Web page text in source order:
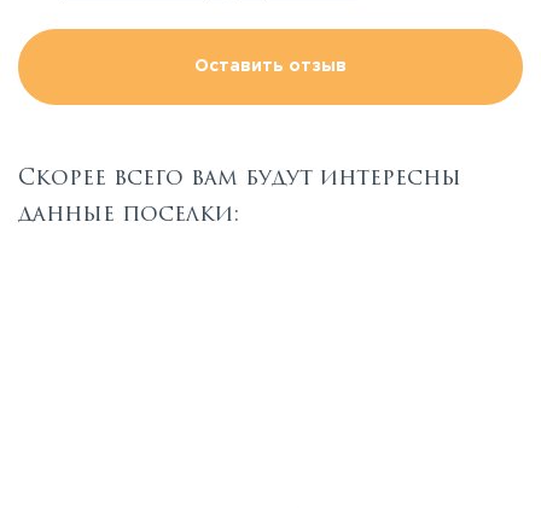
Оставить отзыв
Скорее всего вам будут интересны
данные поселки: